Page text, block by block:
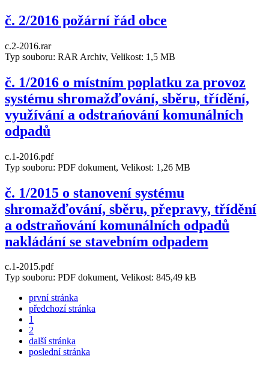
č. 2/2016 požární řád obce
c.2-2016.rar
Typ souboru: RAR Archiv, Velikost: 1,5 MB
č. 1/2016 o místním poplatku za provoz
systému shromažďování, sběru, třídění,
využívání a odstrańování komunálních
odpadů
c.1-2016.pdf
Typ souboru: PDF dokument, Velikost: 1,26 MB
č. 1/2015 o stanovení systému
shromažďování, sběru, přepravy, třídění
a odstraňování komunálních odpadů
nakládání se stavebním odpadem
c.1-2015.pdf
Typ souboru: PDF dokument, Velikost: 845,49 kB
první stránka
předchozí stránka
1
2
další stránka
poslední stránka